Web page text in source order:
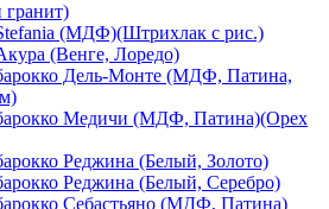
(МДФ)(Штрихлак с рис.)
(Венге, Лоредо)
Дель-Монте (МДФ, Патина,
Медичи (МДФ, Патина)(Орех
Реджина (Белый, Золото)
Реджина (Белый, Серебро)
Себастьяно (МДФ, Патина)